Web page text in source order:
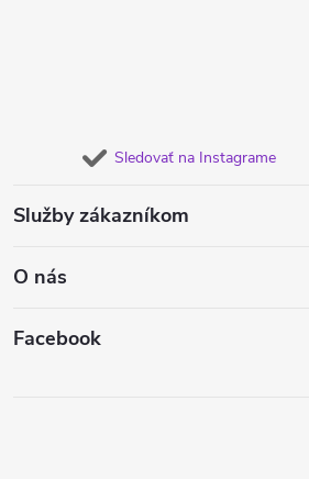
Sledovať na Instagrame
Služby zákazníkom
O nás
Facebook